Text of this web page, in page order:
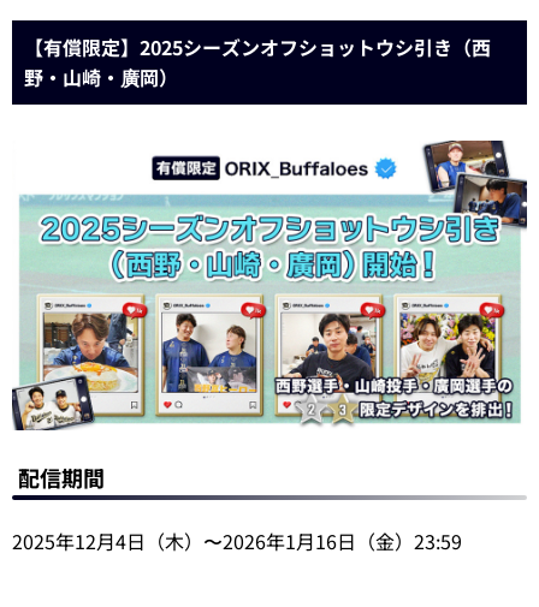
【有償限定】2025シーズンオフショットウシ引き（西
野・山崎・廣岡）
配信期間
2025年12月4日（木）〜2026年1月16日（金）23:59